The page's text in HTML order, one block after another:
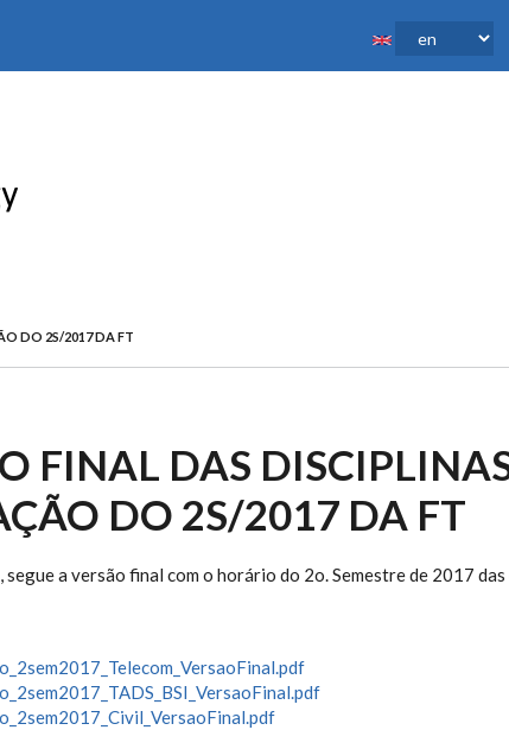
DO 2S/2017 DA FT
FINAL DAS
DO 2S/2017 DA FT
segue a versão final com o horário do 2o. Semestre de 2017